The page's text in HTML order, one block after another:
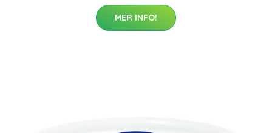
MER INFO!